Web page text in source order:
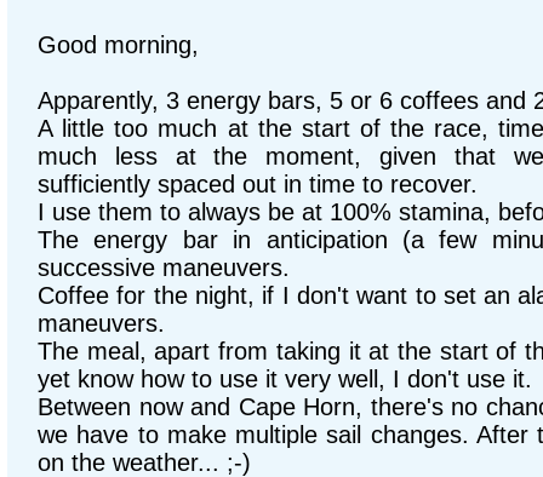
Good morning,
Apparently, 3 energy bars, 5 or 6 coffees and
A little too much at the start of the race,
much less at the moment, given that
sufficiently spaced out in time to recover.
I use them to always be at 100% stamina,
The energy bar in anticipation (a few
successive maneuvers.
Coffee for the night, if I don't want to set an
maneuvers.
The meal, apart from taking it at the start of
yet know how to use it very well, I don't use it.
Between now and Cape Horn, there's no
we have to make multiple sail changes. After
on the weather... ;-)